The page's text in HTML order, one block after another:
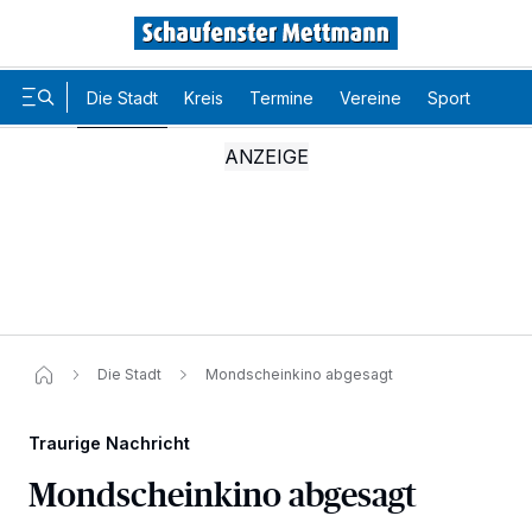
Die Stadt Kreis Termine Vereine Sport
Die Stadt Mondscheinkino abgesagt
Traurige Nachricht
Mondscheinkino abgesagt